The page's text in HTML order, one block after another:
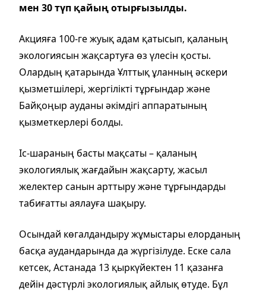
мен 30 түп қайың отырғызылды.
Акцияға 100-ге жуық адам қатысып, қаланың
экологиясын жақсартуға өз үлесін қосты.
Олардың қатарында Ұлттық ұланның әскери
қызметшілері, жергілікті тұрғындар және
Байқоңыр ауданы әкімдігі аппаратының
қызметкерлері болды.
Іс-шараның басты мақсаты – қаланың
экологиялық жағдайын жақсарту, жасыл
желектер санын арттыру және тұрғындарды
табиғатты аялауға шақыру.
Осындай көгалдандыру жұмыстары елорданың
басқа аудандарында да жүргізілуде. Еске сала
кетсек, Астанада 13 қыркүйектен 11 қазанға
дейін дәстүрлі экологиялық айлық өтуде. Бұл